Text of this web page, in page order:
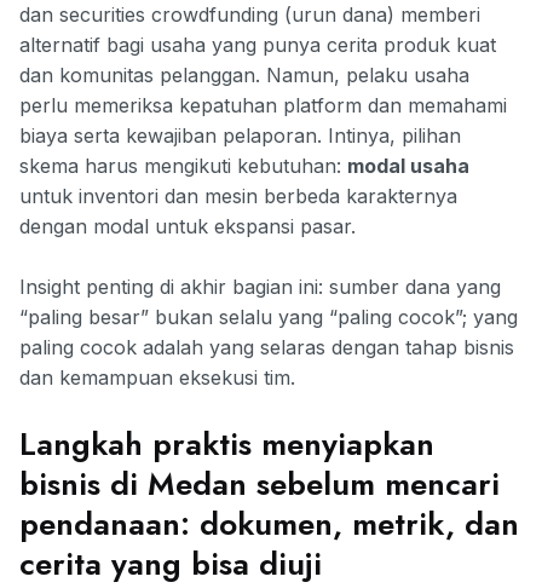
dan securities crowdfunding (urun dana) memberi
alternatif bagi usaha yang punya cerita produk kuat
dan komunitas pelanggan. Namun, pelaku usaha
perlu memeriksa kepatuhan platform dan memahami
biaya serta kewajiban pelaporan. Intinya, pilihan
skema harus mengikuti kebutuhan: modal usaha
untuk inventori dan mesin berbeda karakternya
dengan modal untuk ekspansi pasar.
Insight penting di akhir bagian ini: sumber dana yang
“paling besar” bukan selalu yang “paling cocok”; yang
paling cocok adalah yang selaras dengan tahap bisnis
dan kemampuan eksekusi tim.
Langkah praktis menyiapkan
bisnis di Medan sebelum mencari
pendanaan: dokumen, metrik, dan
cerita yang bisa diuji